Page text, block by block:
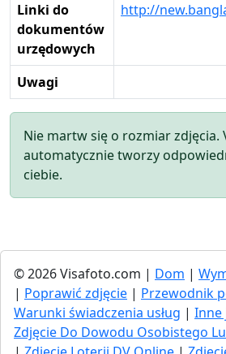
Linki do
dokumentów
urzędowych
http://
Uwagi
Nie martw się o rozmiar zdjęcia.
automatycznie tworzy
ciebie.
© 2026 Visafoto.com | Dom |
| Poprawić zdjęcie | Przewodnik
Warunki świadczenia usług | Inne
Zdjęcie Do Dowodu Osobistego